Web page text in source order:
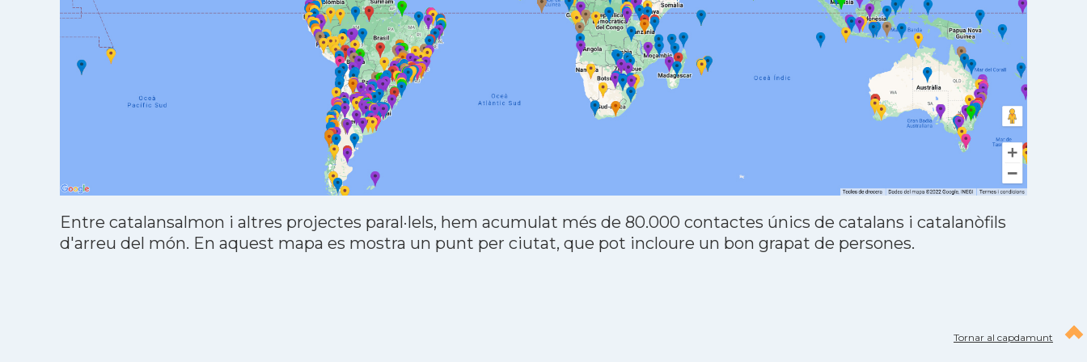
Entre catalansalmon i altres projectes paral·lels, hem acumulat més de 80.000 contactes únics de catalans i catalanòfils
d'arreu del món. En aquest mapa es mostra un punt per ciutat, que pot incloure un bon grapat de persones.
Tornar al capdamunt